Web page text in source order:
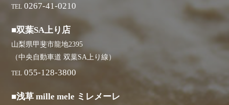
TEL 0267-41-0210
■双葉SA上り店
山梨県甲斐市龍地2395
（中央自動車道 双葉SA上り線）
TEL 055-128-3800
■浅草 mille mele ミレメーレ